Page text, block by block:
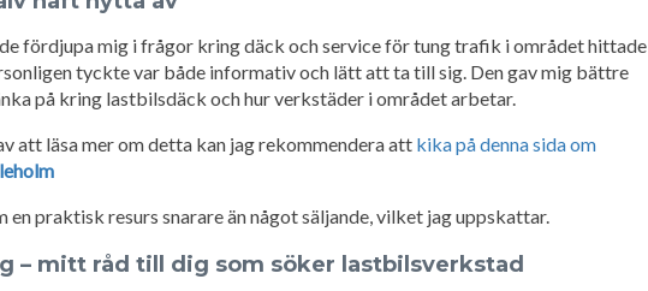
fördjupa mig i frågor kring däck och service för tung trafik i området hittade
tyckte var både informativ och lätt att ta till sig. Den gav mig bättre
på kring lastbilsdäck och hur verkstäder i området arbetar.
att läsa mer om detta kan jag rekommendera att kika på denna sida om
en praktisk resurs snarare än något säljande, vilket jag uppskattar.
– mitt råd till dig som söker lastbilsverkstad